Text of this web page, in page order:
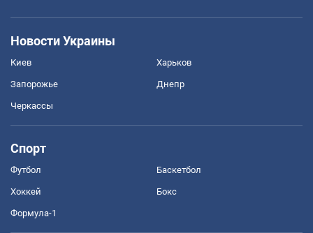
Новости Украины
Киев Харьков
Запорожье Днепр
Черкассы
Спорт
Футбол Баскетбол
Хоккей Бокс
Формула-1